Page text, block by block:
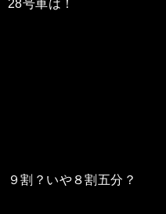
28号車は！
９割？いや８割五分？